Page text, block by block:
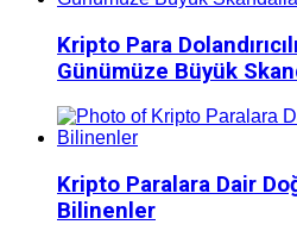
Kripto Para
Günümüze Büyük
Kripto Paralara Dair
Bilinenler